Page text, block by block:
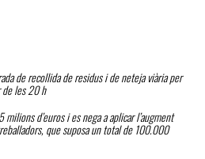
de recollida de residus i de neteja viària per
de les 20 h
d’euros i es nega a aplicar l’augment
que suposa un total de 100.000